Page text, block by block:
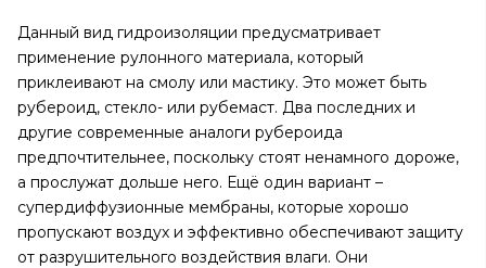
Данный вид гидроизоляции предусматривает
применение рулонного материала, который
приклеивают на смолу или мастику. Это может быть
рубероид, стекло- или рубемаст. Два последних и
другие современные аналоги рубероида
предпочтительнее, поскольку стоят ненамного дороже,
а прослужат дольше него. Ещё один вариант –
супердиффузионные мембраны, которые хорошо
пропускают воздух и эффективно обеспечивают защиту
от разрушительного воздействия влаги. Они